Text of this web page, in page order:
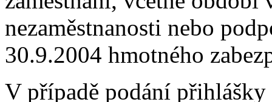
nezaměstnanosti nebo
30.9.2004 hmotného
V případě podání